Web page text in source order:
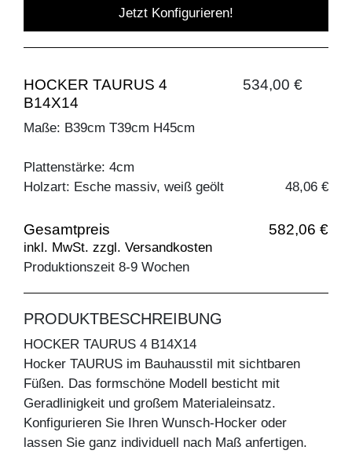
Jetzt Konfigurieren!
HOCKER TAURUS 4
B14X14
534,00 €
Maße: B39cm T39cm H45cm
Plattenstärke: 4cm
Holzart: Esche massiv, weiß geölt
48,06 €
Gesamtpreis 582,06 €
inkl. MwSt. zzgl. Versandkosten
Produktionszeit 8-9 Wochen
PRODUKTBESCHREIBUNG
HOCKER TAURUS 4 B14X14
Hocker TAURUS im Bauhausstil mit sichtbaren
Füßen. Das formschöne Modell besticht mit
Geradlinigkeit und großem Materialeinsatz.
Konfigurieren Sie Ihren Wunsch-Hocker oder
lassen Sie ganz individuell nach Maß anfertigen.